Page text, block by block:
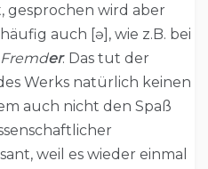
gesprochen wird aber
auch [ə], wie z.B. bei
Fremder. Das tut der
Werks natürlich keinen
auch nicht den Spaß
weil es wieder einmal